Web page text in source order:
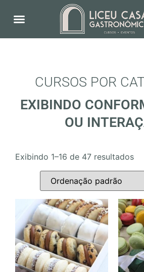
CURSOS POR
EXIBINDO
OU
Exibindo 1–16 de 47 resultados